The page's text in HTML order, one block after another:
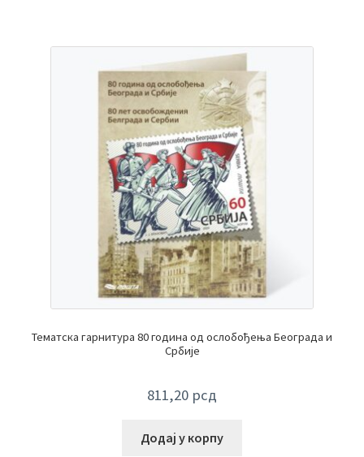
Тематска гарнитура 80 година од ослобођења Београда и
Србије
811,20 рсд
Додај у корпу